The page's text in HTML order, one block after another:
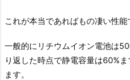
これが本当であればもの凄い性能
一般的にリチウムイオン電池は
り返した時点で静電容量は60%
ます。